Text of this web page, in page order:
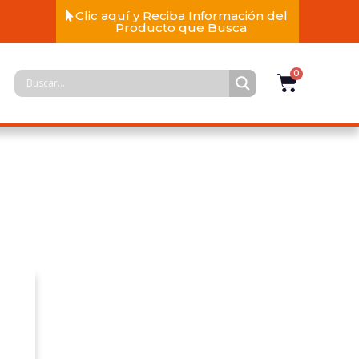
Clic aquí y Reciba Información del
Producto que Busca